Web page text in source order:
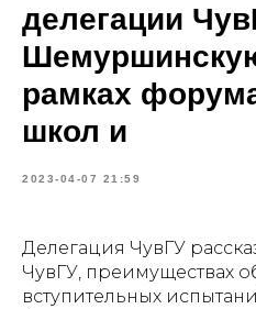
делегации
рамках
школ и
2023-04-07 21:59
Делегация ЧувГУ
ЧувГУ, преимуществах
вступительных